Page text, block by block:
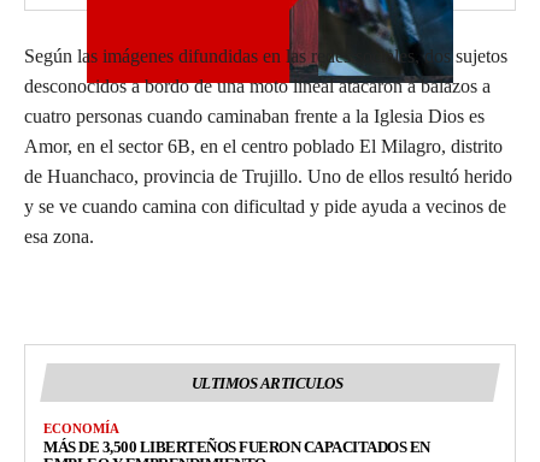
Según las imágenes difundidas en las redes sociales, dos sujetos
desconocidos a bordo de una moto lineal atacaron a balazos a
cuatro personas cuando caminaban frente a la Iglesia Dios es
Amor, en el sector 6B, en el centro poblado El Milagro, distrito
de Huanchaco, provincia de Trujillo. Uno de ellos resultó herido
y se ve cuando camina con dificultad y pide ayuda a vecinos de
esa zona.
ULTIMOS ARTICULOS
ECONOMÍA
MÁS DE 3,500 LIBERTEÑOS FUERON CAPACITADOS EN